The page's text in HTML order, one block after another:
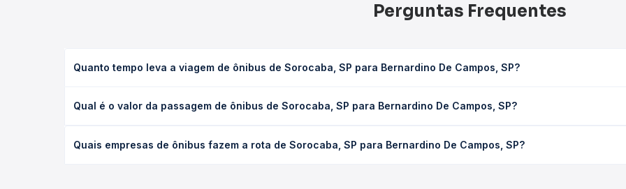
Perguntas Frequentes
Quanto tempo leva a viagem de ônibus de Sorocaba, SP para Bernardino De Campos, SP?
executivo ou leito) e as condições de tráfego. Na Quero Passagem você consulta os horários disponíveis e vê a
Qual é o valor da passagem de ônibus de Sorocaba, SP para Bernardino De Campos, SP?
poltrona e a antecedência da compra. Na Quero Passagem você compara os preços de todas as viações em tempo
Quais empresas de ônibus fazem a rota de Sorocaba, SP para Bernardino De Campos, SP?